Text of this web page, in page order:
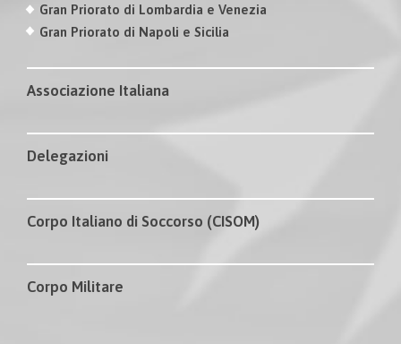
Gran Priorato di Lombardia e Venezia
Gran Priorato di Napoli e Sicilia
Associazione Italiana
Delegazioni
Corpo Italiano di Soccorso (CISOM)
Corpo Militare